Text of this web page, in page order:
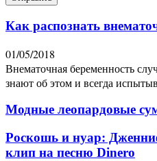
Как распознать
01/05/2018
Внематочная беременность
знают об этом и всегда
Модные леопардовые
Роскошь и нуар:
клип на песню Dinero